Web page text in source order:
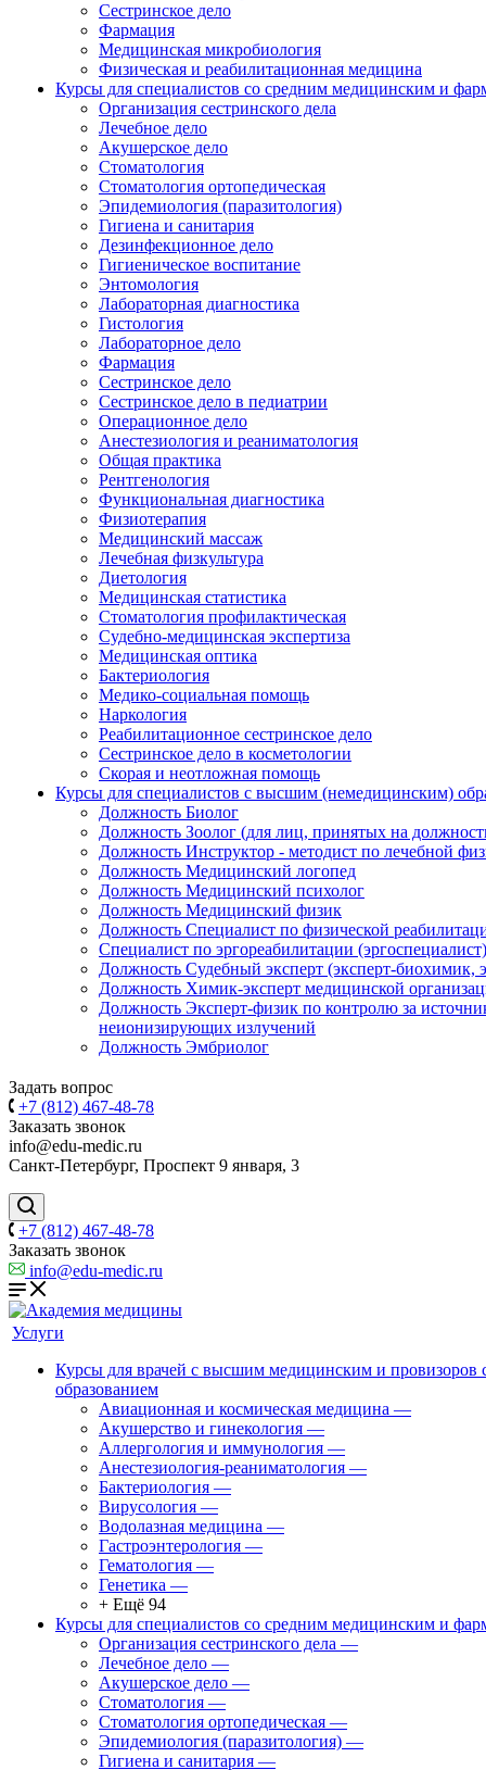
Сестринское дело
Фармация
Медицинская микробиология
Физическая и реабилитационная медицина
Курсы для специалистов со средним медицинским и
Организация сестринского дела
Лечебное дело
Акушерское дело
Стоматология
Стоматология ортопедическая
Эпидемиология (паразитология)
Гигиена и санитария
Дезинфекционное дело
Гигиеническое воспитание
Энтомология
Лабораторная диагностика
Гистология
Лабораторное дело
Фармация
Сестринское дело
Сестринское дело в педиатрии
Операционное дело
Анестезиология и реаниматология
Общая практика
Рентгенология
Функциональная диагностика
Физиотерапия
Медицинский массаж
Лечебная физкультура
Диетология
Медицинская статистика
Стоматология профилактическая
Судебно-медицинская экспертиза
Медицинская оптика
Бактериология
Медико-социальная помощь
Наркология
Реабилитационное сестринское дело
Сестринское дело в косметологии
Скорая и неотложная помощь
Курсы для специалистов с высшим (немедицинским)
Должность Биолог
Должность Зоолог (для лиц, принятых на
Должность Инструктор - методист по лечебной
Должность Медицинский логопед
Должность Медицинский психолог
Должность Медицинский физик
Должность Специалист по физической
Специалист по эргореабилитации (эргоспециалист)
Должность Судебный эксперт (эксперт-биохимик,
Должность Химик-эксперт медицинской
Должность Эксперт-физик по контролю за
неионизирующих излучений
Должность Эмбриолог
Задать вопрос
+7 (812) 467-48-78
Заказать звонок
info@edu-medic.ru
Санкт-Петербург, Проспект 9 января, 3
+7 (812) 467-48-78
Заказать звонок
info@edu-medic.ru
Услуги
Курсы для врачей с высшим медицинским и
образованием
Авиационная и космическая медицина —
Акушерство и гинекология —
Аллергология и иммунология —
Анестезиология-реаниматология —
Бактериология —
Вирусология —
Водолазная медицина —
Гастроэнтерология —
Гематология —
Генетика —
+ Ещё 94
Курсы для специалистов со средним медицинским и
Организация сестринского дела —
Лечебное дело —
Акушерское дело —
Стоматология —
Стоматология ортопедическая —
Эпидемиология (паразитология) —
Гигиена и санитария —